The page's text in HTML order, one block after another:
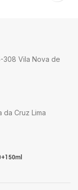
308 Vila Nova de
da Cruz Lima